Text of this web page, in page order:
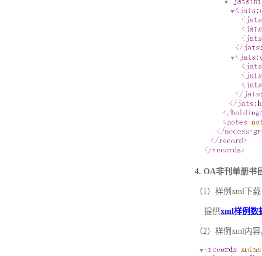
4. OA非刊单册书
（1）样例xml下载
提供xml样例数
（2）样例xml内